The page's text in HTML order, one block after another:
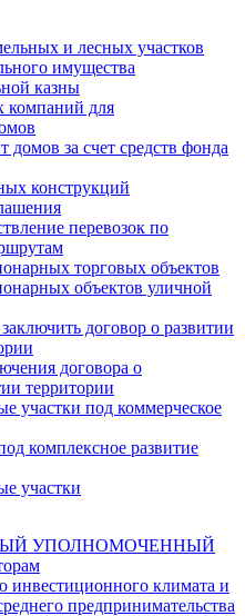
и лесных участков
имущества
казны
компаний для
за счет средств фонда
конструкций
перевозок по
торговых объектов
объектов уличной
договор о развитии
договора о
территории
участки под коммерческое
комплексное развитие
участки
УПОЛНОМОЧЕННЫЙ
инвестиционного климата и
предпринимательства